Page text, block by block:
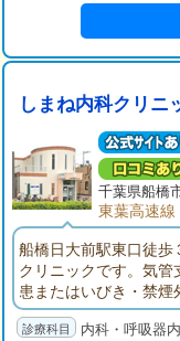
しまね内科クリニ
千葉県船橋
東葉高速
船橋日大前駅東口徒
クリニックです。気
患またはいびき・禁
曜診療も行っています
内科・呼吸器